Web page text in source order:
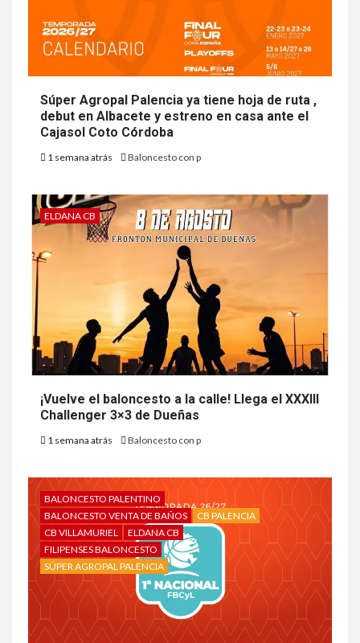
Súper Agropal Palencia ya tiene hoja de ruta ,
debut en Albacete y estreno en casa ante el
Cajasol Coto Córdoba
1 semana atrás Baloncesto con p
ELDANA CB
¡Vuelve el baloncesto a la calle! Llega el XXXIII
Challenger 3×3 de Dueñas
1 semana atrás Baloncesto con p
BALONCESTO PALENTINO
BALONCESTO VENTA DE BAÑOS
CB PALENCIA
CB VILLAMURIEL
ELDANA CB
FILIPENSES BALONCESTO
SÚPER AGROPAL PALENCIA